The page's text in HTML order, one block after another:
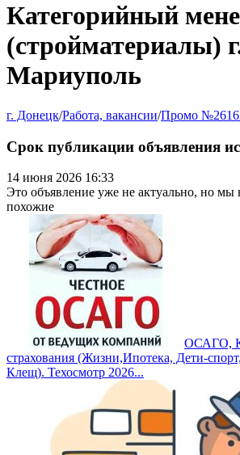
Категорийный
(стройматериалы)
Мариуполь
г. Донецк/Работа, вакансии/Промо
Срок публикации объявления
14 июня 2026 16:33
Это объявление уже не актуально, но мы
похожие
ОСАГО,
страхования (Жизни,Ипотека, Дети-
Клещ). Техосмотр 2026...